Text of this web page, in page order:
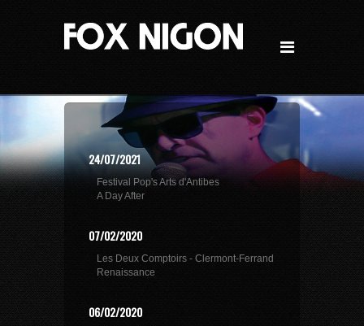
24/07/2021
Festival Pop's Arts d'Antibes
A Day After
07/02/2020
Les Deux Comptoirs - Clermont-Ferrand
Renaissance
06/02/2020